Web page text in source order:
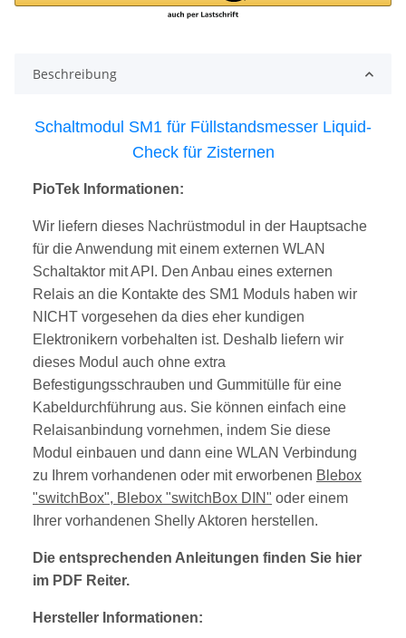
Beschreibung
Schaltmodul SM1 für Füllstandsmesser Liquid-
Check für Zisternen
PioTek Informationen:
Wir liefern dieses Nachrüstmodul in der Hauptsache
für die Anwendung mit einem externen WLAN
Schaltaktor mit API. Den Anbau eines externen
Relais an die Kontakte des SM1 Moduls haben wir
NICHT vorgesehen da dies eher kundigen
Elektronikern vorbehalten ist. Deshalb liefern wir
dieses Modul auch ohne extra
Befestigungsschrauben und Gummitülle für eine
Kabeldurchführung aus. Sie können einfach eine
Relaisanbindung vornehmen, indem Sie diese
Modul einbauen und dann eine WLAN Verbindung
zu Ihrem vorhandenen oder mit erworbenen Blebox
"switchBox", Blebox "switchBox DIN" oder einem
Ihrer vorhandenen Shelly Aktoren herstellen.
Die entsprechenden Anleitungen finden Sie hier
im PDF Reiter.
Hersteller Informationen: